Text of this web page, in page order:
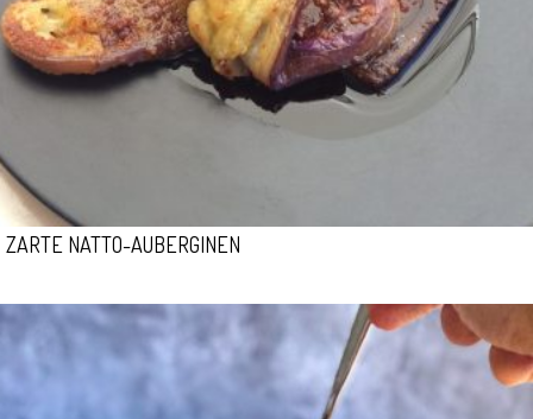
ZARTE NATTO-AUBERGINEN